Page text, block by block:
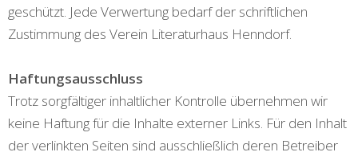
geschützt. Jede Verwertung bedarf der schriftlichen
Zustimmung des Verein Literaturhaus Henndorf.
Haftungsausschluss
Trotz sorgfältiger inhaltlicher Kontrolle übernehmen wir
keine Haftung für die Inhalte externer Links. Für den Inhalt
der verlinkten Seiten sind ausschließlich deren Betreiber